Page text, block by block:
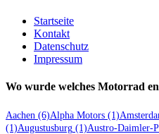
Startseite
Kontakt
Datenschutz
Impressum
Wo wurde welches Motorrad
Aachen (6)Alpha Motors (1)
(1)Augustusburg (1)Austro-Daimler-